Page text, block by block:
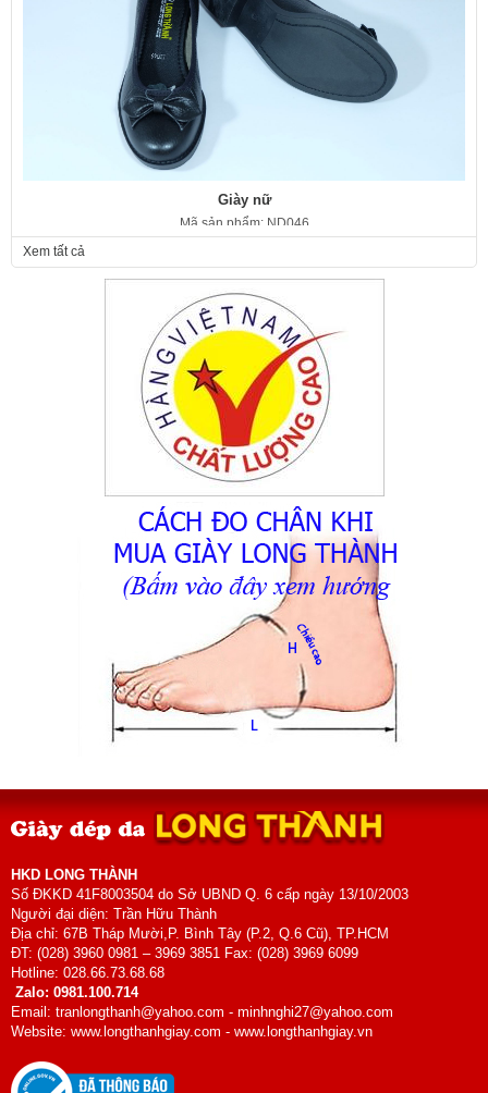
Giày nữ
Mã sản phẩm: ND046
Xem tất cả
HKD LONG THÀNH
Số ĐKKD 41F8003504 do Sở UBND Q. 6 cấp ngày 13/10/2003
Người đại diện: Trần Hữu Thành
Địa chỉ: 67B Tháp Mười,P. Bình Tây (P.2, Q.6 Cũ), TP.HCM
ĐT: (028) 3960 0981 – 3969 3851 Fax: (028) 3969 6099
Hotline: 028.66.73.68.68
Zalo: 0981.100.714
Email: tranlongthanh@yahoo.com - minhnghi27@yahoo.com
Website: www.longthanhgiay.com - www.longthanhgiay.vn